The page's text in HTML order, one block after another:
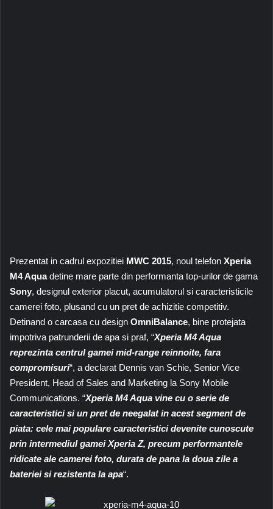
Prezentat in cadrul expozitiei MWC 2015, noul telefon Xperia
M4 Aqua detine mare parte din performanta top-urilor de gama
Sony, designul exterior placut, acumulatorul si caracteristicile
camerei foto, plusand cu un pret de achizitie competitiv.
Detinand o carcasa cu design OmniBalance, bine protejata
impotriva patrunderii de apa si praf, “Xperia M4 Aqua
reprezinta centrul gamei mid-range reinnoite, fara
compromisuri“, a declarat Dennis van Schie, Senior Vice
President, Head of Sales and Marketing la Sony Mobile
Communications. “Xperia M4 Aqua vine cu o serie de
caracteristici si un pret de neegalat in acest segment de
piata: cele mai populare caracteristici devenite cunoscute
prin intermediul gamei Xperia Z, precum performantele
ridicate ale camerei foto, durata de pana la doua zile a
bateriei si rezistenta la apa“.